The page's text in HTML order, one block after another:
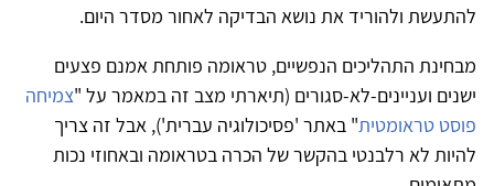
להתעשת ולהוריד את נושא הבדיקה לאחור מסדר היום.
מבחינת התהליכים הנפשיים, טראומה פותחת אמנם פצעים
ישנים ועניינים-לא-סגורים (תיארתי מצב זה במאמר על "צמיחה
פוסט טראומטית" באתר 'פסיכולוגיה עברית'), אבל זה צריך
להיות לא רלבנטי בהקשר של הכרה בטראומה ובאחוזי נכות